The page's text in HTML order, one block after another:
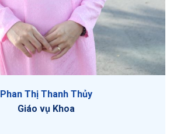
Phan Thị Thanh Thủy
Giáo vụ Khoa